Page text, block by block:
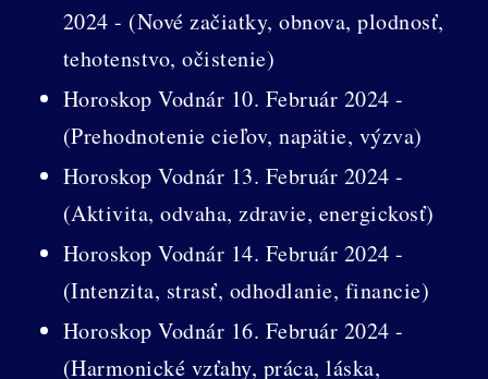
2024 - (Nové začiatky, obnova, plodnosť,
tehotenstvo, očistenie)
Horoskop Vodnár 10. Február 2024 -
(Prehodnotenie cieľov, napätie, výzva)
Horoskop Vodnár 13. Február 2024 -
(Aktivita, odvaha, zdravie, energickosť)
Horoskop Vodnár 14. Február 2024 -
(Intenzita, strasť, odhodlanie, financie)
Horoskop Vodnár 16. Február 2024 -
(Harmonické vzťahy, práca, láska,